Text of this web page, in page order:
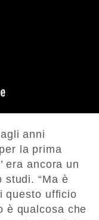
anni
la prima
era ancora un
studi. “Ma è
questo ufficio
è qualcosa che